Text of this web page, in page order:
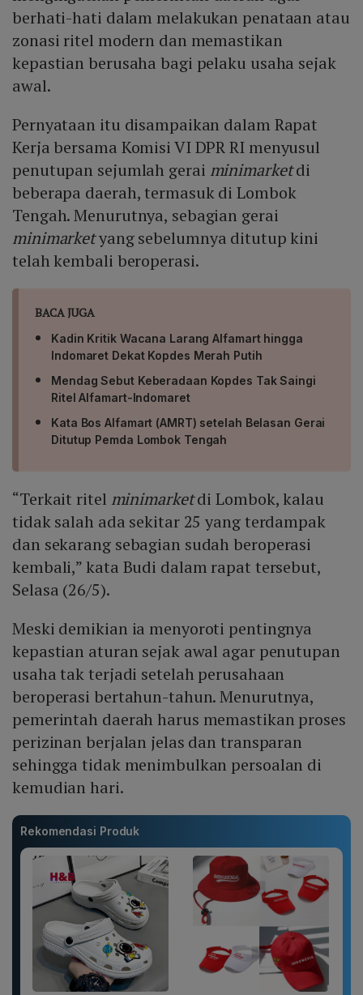
kembali ke warga desa melalui pembagian laba atau
dividen, sehingga meningkatkan kesejahteraan
ekonomi desa secara langsung.
berhati-hati dalam melakukan penataan atau
zonasi ritel modern dan memastikan
kepastian berusaha bagi pelaku usaha sejak
awal.
Pernyataan itu disampaikan dalam Rapat
Kerja bersama Komisi VI DPR RI menyusul
penutupan sejumlah gerai minimarketdi
beberapa daerah, termasuk di Lombok
Tengah. Menurutnya, sebagian gerai
minimarketyang sebelumnya ditutup kini
telah kembali beroperasi.
BACA JUGA
Kadin Kritik Wacana Larang Alfamart hingga
Indomaret Dekat Kopdes Merah Putih
Mendag Sebut Keberadaan Kopdes Tak Saingi
Ritel Alfamart-Indomaret
Kata Bos Alfamart (AMRT) setelah Belasan Gerai
Ditutup Pemda Lombok Tengah
“Terkait ritel minimarketdi Lombok, kalau
tidak salah ada sekitar 25 yang terdampak
dan sekarang sebagian sudah beroperasi
kembali,” kata Budi dalam rapat tersebut,
Selasa (26/5).
Meski demikian ia menyoroti pentingnya
kepastian aturan sejak awal agar penutupan
usaha tak terjadi setelah perusahaan
beroperasi bertahun-tahun. Menurutnya,
pemerintah daerah harus memastikan proses
perizinan berjalan jelas dan transparan
sehingga tidak menimbulkan persoalan di
kemudian hari.
Rekomendasi Produk